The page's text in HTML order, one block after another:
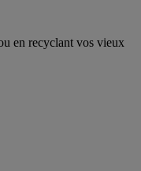
en recyclant vos vieux